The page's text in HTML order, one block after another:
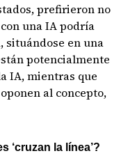
prefirieron no
una IA podría
situándose en una
potencialmente
IA, mientras que
al concepto,
‘cruzan la línea’?